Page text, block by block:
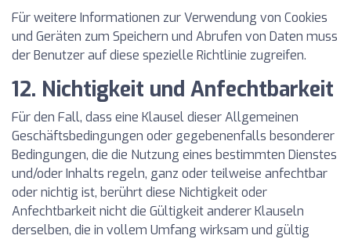
Für weitere Informationen zur Verwendung von Cookies
und Geräten zum Speichern und Abrufen von Daten muss
der Benutzer auf diese spezielle Richtlinie zugreifen.
12. Nichtigkeit und Anfechtbarkeit
Für den Fall, dass eine Klausel dieser Allgemeinen
Geschäftsbedingungen oder gegebenenfalls besonderer
Bedingungen, die die Nutzung eines bestimmten Dienstes
und/oder Inhalts regeln, ganz oder teilweise anfechtbar
oder nichtig ist, berührt diese Nichtigkeit oder
Anfechtbarkeit nicht die Gültigkeit anderer Klauseln
derselben, die in vollem Umfang wirksam und gültig